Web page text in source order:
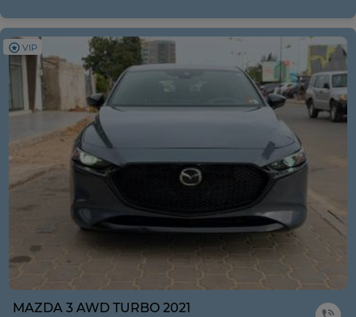
VIP
MAZDA 3 AWD TURBO 2021